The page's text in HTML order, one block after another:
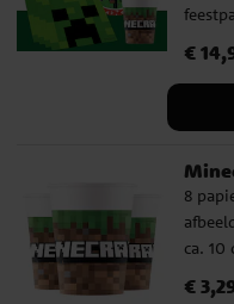
De
je
voor
hun
Prijs:
€
8
ca. 10
Prijs:
€